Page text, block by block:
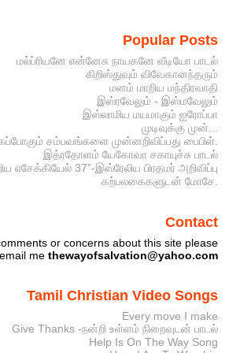
Popular Posts
மல்ப்ரியனே என்னேசு நாயகனே வீடியோ பாடல்
கிறிஸ்துவும் விவேகானந்தரும்
மனம் மாறிய மந்திரவாதி
இஸ்ரவேலும் - இஸ்மவேலும்
இஸ்லாமிய மயமாகும் ஐரோப்பா
முடிவுக்கு முன்...
சம்பவங்களை முன்னறிவிப்பது பைபிள்.
இத்ரதோளம் யேகோவா சகாயுச்சு பாடல்
எசேக்கியேல் 37”-இஸ்ரேலிய பிரதமர் அறிவிப்பு
கற்பலகைகளுடன் மோசே.
Contact
or concerns about this site please
email me thewayofsalvation@yahoo.com
Tamil Christian Video Songs
Every move I make
Give Thanks -நன்றி உள்ளம் நிறைவுடன் பாடல்
Help Is On The Way Song